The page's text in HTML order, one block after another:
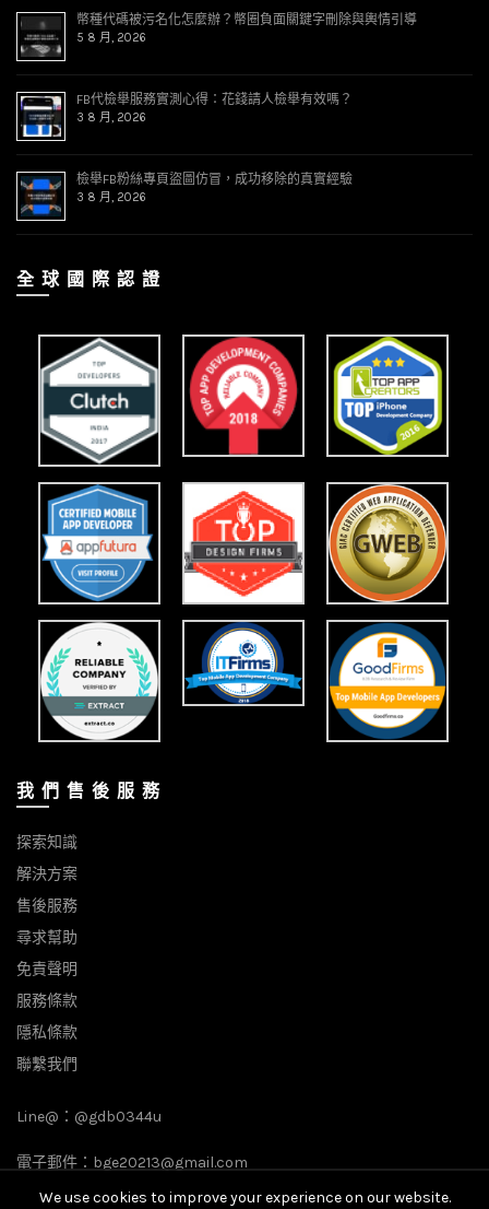
幣種代碼被污名化怎麼辦？幣圈負面關鍵字刪除與輿情引導
5 8 月, 2026
FB代檢舉服務實測心得：花錢請人檢舉有效嗎？
3 8 月, 2026
檢舉FB粉絲專頁盜圖仿冒，成功移除的真實經驗
3 8 月, 2026
全 球 國 際 認 證
我 們 售 後 服 務
探索知識
解決方案
售後服務
尋求幫助
免責聲明
服務條款
隱私條款
聯繫我們
Line@： @gdb0344u
電子郵件： bge20213@gmail.com
We use cookies to improve your experience on our website.